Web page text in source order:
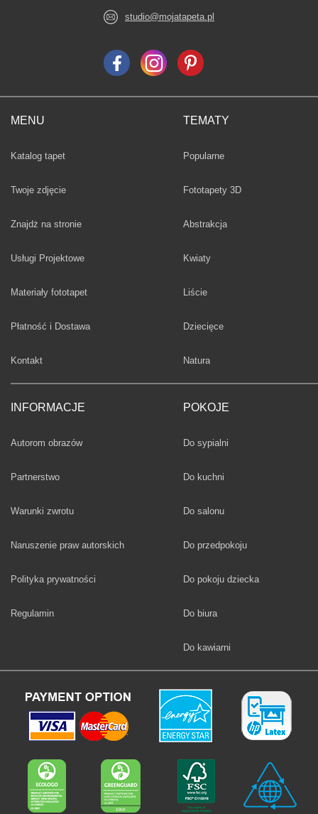
MENU
Katalog tapet
Twoje zdjęcie
Znajdż na stronie
Usługi Projektowe
Materiały fototapet
Płatność i Dostawa
Kontakt
INFORMACJE
Autorom obrazów
Partnerstwo
Warunki zwrotu
Naruszenie praw autorskich
Polityka prywatności
Regulamin
TEMATY
Fototapety
Popularne
Fototapety 3D
Fototapety
Abstrakcja
Fototapety
Kwiaty
Fototapety
Liście
Fototapety
Dziecięce
Fototapety
Natura
POKOJE
Fototapety
Do sypialni
Fototapety
Do kuchni
Fototapety
Do salonu
Fototapety
Do przedpokoju
Fototapety
Do pokoju dziecka
Fototapety
Do biura
Fototapety
Do kawiarni
studio@mojatapeta.pl